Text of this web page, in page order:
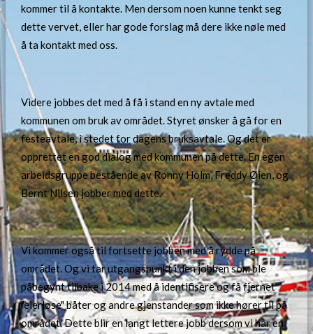
kommer til å kontakte. Men dersom noen kunne tenkt seg
dette vervet, eller har gode forslag må dere ikke nøle med
å ta kontakt med oss.
Videre jobbes det med å få i stand en ny avtale med
kommunen om bruk av området. Styret ønsker å gå for en
festeavtale, i stedet for dagens bruksavtale. Og det er
opprettet en god dialog med kommunen på dette. En egen
arbeidsgruppe bestående av Ronny Holm, Freddy Øien, og
Bernt Nilsen jobber med dette.
Vi kommer også til fortsette jobben med å rydde på
området. Og vi tar utgangspunkt i den jobben som ble
påbegynt tilbake i 2014 med å identifisere og få fjernet
"eierløse" båter og andre gjenstander som ikke hører til på
området. Dette blir en langt lettere jobb dersom vi har en